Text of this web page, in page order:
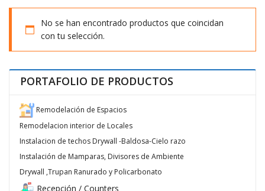
No se han encontrado productos que coincidan
con tu selección.
PORTAFOLIO DE PRODUCTOS
Remodelación de Espacios
Remodelacion interior de Locales
Instalacion de techos Drywall -Baldosa-Cielo razo
Instalación de Mamparas, Divisores de Ambiente
Drywall ,Trupan Ranurado y Policarbonato
Recepción / Counters